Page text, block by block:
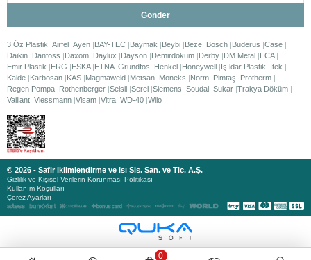
Gönder
3 Öz Plastik Airfel Ayen BAY-TEC Baymak Beybi Beze Bosch Buderus Case
Daikin Danfoss Daxom Daylux Dayson Demirdöküm Derby DM Metal ECA
Emir Plastik
ERG ESKA ETNA Grundfos Henkel Honeywell Işıldar Plastik
İtek
Kalde Karbosan KAS Magmaweld Metsan Moneks Norm Pimtaş
Protherm
Regen Pompa Rothenberger Selsil Serel Siemens Soudal Sukar Trakya Döküm
Vaillant Viessmann Visam Vitra WD-40 Wilo
© 2026 - Safir İklimlendirme ve Isı Sis. San. ve Tic. A.Ş.
Gizlilik ve Kişisel Verilerin Korunması Politikası
Kullanım Koşulları
Çerez Ayarları
0